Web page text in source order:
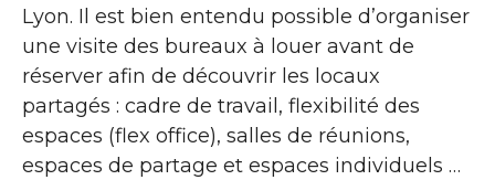
Lyon. Il est bien entendu possible d’organiser
une visite des bureaux à louer avant de
réserver afin de découvrir les locaux
partagés : cadre de travail, flexibilité des
espaces (flex office), salles de réunions,
espaces de partage et espaces individuels …